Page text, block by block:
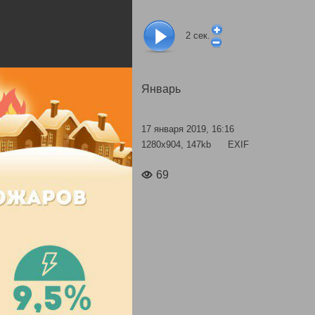
2 сек.
Январь
17 января 2019, 16:16
1280x904, 147kb
EXIF
69